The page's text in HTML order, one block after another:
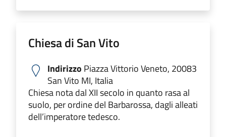
Chiesa di San Vito
Indirizzo Piazza Vittorio Veneto, 20083
San Vito MI, Italia
Chiesa nota dal XII secolo in quanto rasa al
suolo, per ordine del Barbarossa, dagli alleati
dell’imperatore tedesco.